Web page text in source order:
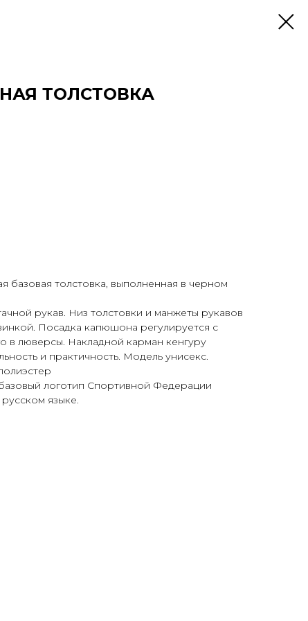
ТОЛСТОВКА
базовая толстовка, выполненная в черном
рукав. Низ толстовки и манжеты рукавов
Посадка капюшона регулируется с
в люверсы. Накладной карман кенгуру
и практичность. Модель унисекс.
логотип Спортивной Федерации
языке.